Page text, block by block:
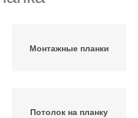
Монтажные планки
Потолок на планку